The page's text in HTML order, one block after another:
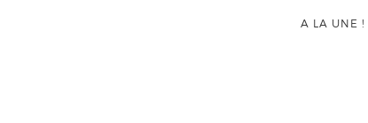
A LA UNE !